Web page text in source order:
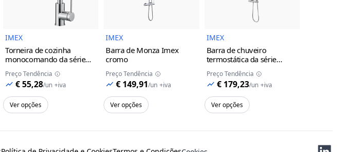
IMEX
Torneira de cozinha
monocomando da série
Loira Imex
cinza/champanhe
Preço Tendência
€ 55,28/un +iva
Ver opções
IMEX
Barra de Monza Imex
cromo
Preço Tendência
€ 149,91/un +iva
Ver opções
IMEX
Barra de chuveiro
termostática da série
Monza Imex
Preço Tendência
€ 179,23/un +iva
Ver opções